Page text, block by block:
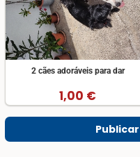
2 cães adoráveis para dar
1,00 €